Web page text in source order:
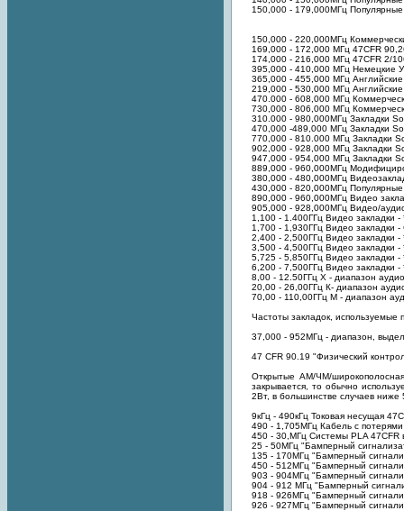
150,000 - 179,000МГц
150,000 - 220,000МГц
169,000 - 172,000 МГц 47CFR
174,000 - 216,000 МГц 47CFR 2/
395,000 - 410,000 МГц Немецкие
365,000 - 455,000 МГц
219,000 - 530,000 МГц
470.000 - 608,000 МГц
730,000 - 806,000 МГц
310.000 - 980,000МГц Закладки
470,000 -489,000 МГц Закладки
770,000 - 810.000 МГц Закладки
902,000 - 928,000 МГц Закладки
947,000 - 954,000 МГц Закладки
889,000 - 960,000МГц
380,000 - 480,000МГц
430,000 - 820,000МГц
890,000 - 960,000МГц Видео
905,000 - 928,000МГц Видео/
1,100 - 1.400ГГц Видео
1,700 - 1,930ГГц Видео закладки
2,400 - 2,500ГГц Видео закладки
3,500 - 4,500ГГц Видео закладки
5,725 - 5,850ГГц Видео закладки
6,200 - 7,500ГГц Видео закладки
8,00 - 12.50ГГц X - диапазон
20,00 - 26,00ГГц К- диапазон
70,00 - 110,00ГГц М - диапазон
Частоты закладок,
37,000 - 952МГц - диапазон,
47 CFR 90.19 "Физический
Открытые АМ/ЧМ/
закрывается, то обычно
2Вт, в большинстве случаев ниже
9кГц - 490кГц Токовая несущая
490 - 1,705МГц Кабель с
450 - 30,МГц Системы PLA 47CFR
25 - 50МГц "Бамперный
135 - 170МГц "Бамперный
450 - 512МГц "Бамперный
903 - 904МГц "Бамперный
904 - 912 МГц "Бамперный
918 - 926МГц "Бамперный
926 - 927МГц "Бамперный